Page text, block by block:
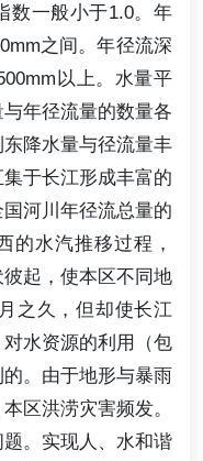
数一般小于1.0。年
之间。年径流深
以上。水量平
年径流量的数量各
降水量与径流量丰
于长江形成丰富的
河川年径流总量的
的水汽推移过程，
起，使本区不同地
之久，但却使长江
水资源的利用（包
。由于地形与暴雨
区洪涝灾害频发。
。实现人、水和谐